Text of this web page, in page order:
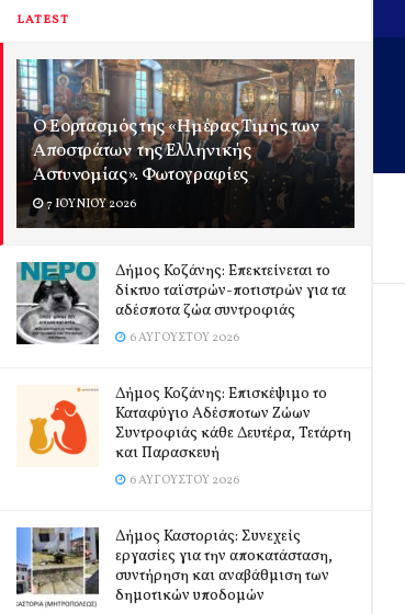
LATEST
Ο Εορτασμός της «Ημέρας Τιμής των
Αποστράτων της Ελληνικής
Αστυνομίας». Φωτογραφίες
7 ΙΟΥΝΊΟΥ 2026
Δήμος Κοζάνης: Επεκτείνεται το
δίκτυο ταϊστρών-ποτιστρών για τα
αδέσποτα ζώα συντροφιάς
6 ΑΥΓΟΎΣΤΟΥ 2026
Δήμος Κοζάνης: Επισκέψιμο το
Καταφύγιο Αδέσποτων Ζώων
Συντροφιάς κάθε Δευτέρα, Τετάρτη
και Παρασκευή
6 ΑΥΓΟΎΣΤΟΥ 2026
Δήμος Καστοριάς: Συνεχείς
εργασίες για την αποκατάσταση,
συντήρηση και αναβάθμιση των
δημοτικών υποδομών